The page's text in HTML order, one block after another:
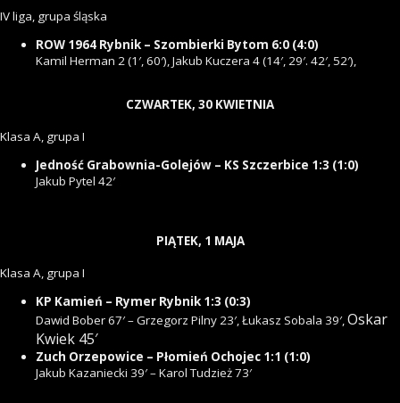
IV liga, grupa śląska
ROW 1964 Rybnik – Szombierki Bytom 6:0 (4:0)
Kamil Herman 2 (1′, 60′), Jakub Kuczera 4 (14′, 29′. 42′, 52′),
CZWARTEK, 30 KWIETNIA
Klasa A, grupa I
Jedność Grabownia-Golejów – KS Szczerbice 1:3 (1:0)
Jakub Pytel 42′
PIĄTEK, 1 MAJA
Klasa A, grupa I
KP Kamień – Rymer Rybnik 1:3 (0:3)
Dawid Bober 67′ – Grzegorz Pilny 23′, Łukasz Sobala 39′, Oskar
Kwiek 45′
Zuch Orzepowice – Płomień Ochojec 1:1 (1:0)
Jakub Kazaniecki 39′ – Karol Tudzież 73′